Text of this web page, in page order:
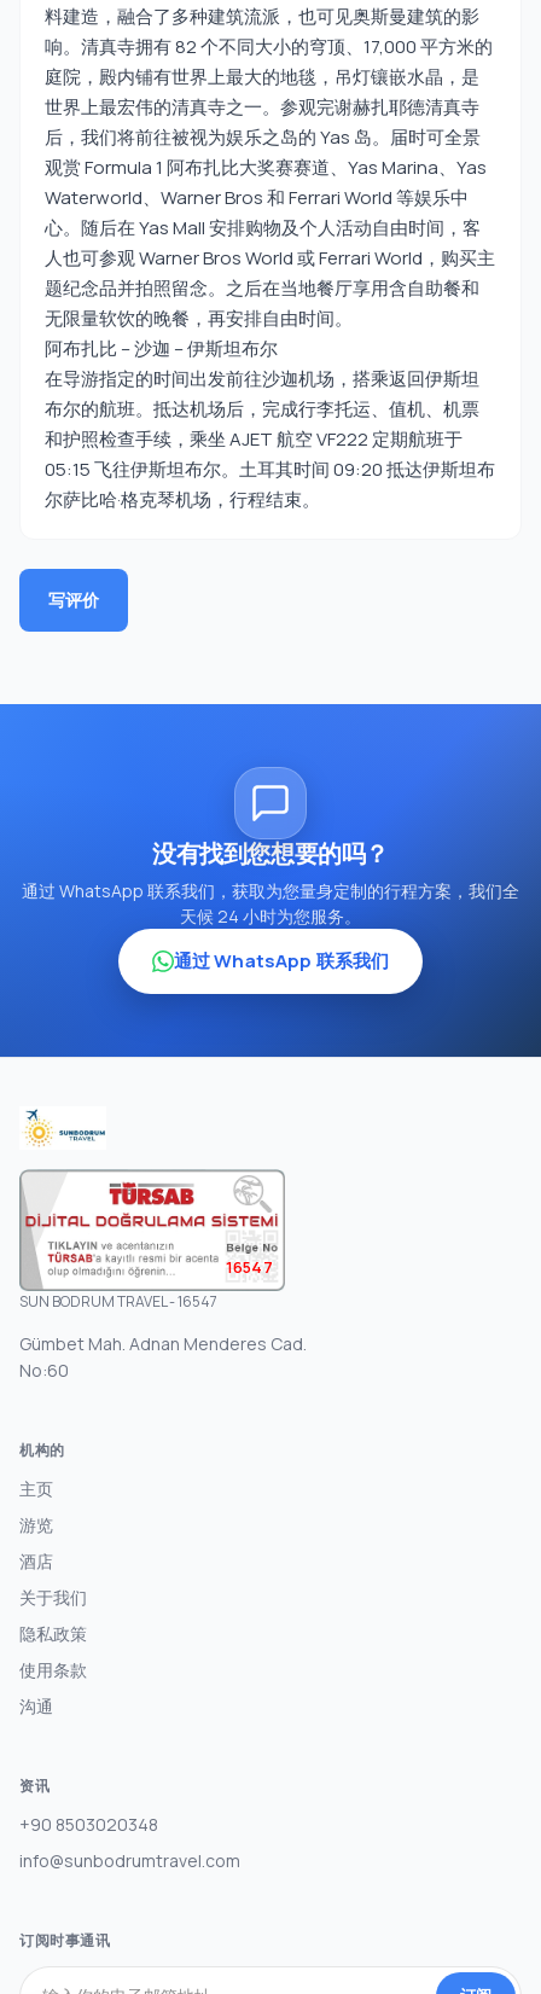
料建造，融合了多种建筑流派，也可见奥斯曼建筑的影
响。清真寺拥有 82 个不同大小的穹顶、17,000 平方米的
庭院，殿内铺有世界上最大的地毯，吊灯镶嵌水晶，是
世界上最宏伟的清真寺之一。参观完谢赫扎耶德清真寺
后，我们将前往被视为娱乐之岛的 Yas 岛。届时可全景
观赏 Formula 1 阿布扎比大奖赛赛道、Yas Marina、Yas
Waterworld、Warner Bros 和 Ferrari World 等娱乐中
心。随后在 Yas Mall 安排购物及个人活动自由时间，客
人也可参观 Warner Bros World 或 Ferrari World，购买主
题纪念品并拍照留念。之后在当地餐厅享用含自助餐和
无限量软饮的晚餐，再安排自由时间。
阿布扎比 – 沙迦 – 伊斯坦布尔
在导游指定的时间出发前往沙迦机场，搭乘返回伊斯坦
布尔的航班。抵达机场后，完成行李托运、值机、机票
和护照检查手续，乘坐 AJET 航空 VF222 定期航班于
05:15 飞往伊斯坦布尔。土耳其时间 09:20 抵达伊斯坦布
尔萨比哈·格克琴机场，行程结束。
写评价
没有找到您想要的吗？
通过 WhatsApp 联系我们，获取为您量身定制的行程方案，我们全
天候 24 小时为您服务。
通过 WhatsApp 联系我们
16547
SUN BODRUM TRAVEL - 16547
Gümbet Mah. Adnan Menderes Cad.
No:60
机构的
主页
游览
酒店
关于我们
隐私政策
使用条款
沟通
资讯
+90 8503020348
info@sunbodrumtravel.com
订阅时事通讯